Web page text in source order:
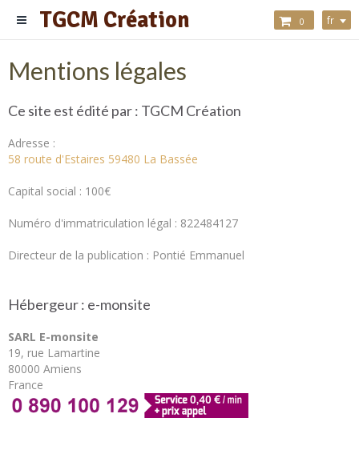
TGCM Création 0 fr
Mentions légales
Ce site est édité par : TGCM Création
Adresse :
58 route d'Estaires 59480 La Bassée
Capital social : 100€
Numéro d'immatriculation légal : 822484127
Directeur de la publication : Pontié Emmanuel
Hébergeur : e-monsite
SARL E-monsite
19, rue Lamartine
80000 Amiens
France